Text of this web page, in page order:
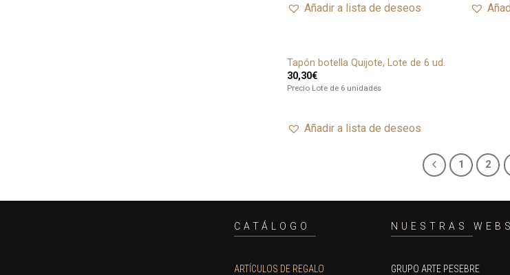
Añadir a lista de deseos
Añadir
Tapón botella Quijote, Lote de 6 ud.
30,30€
Precio Lote de 6 unidades
Añadir a lista de deseos
1 2
CATÁLOGO
ARTÍCULOS DE REGALO
NUESTRAS WEBS
GRUPO ARTE PESEBRE